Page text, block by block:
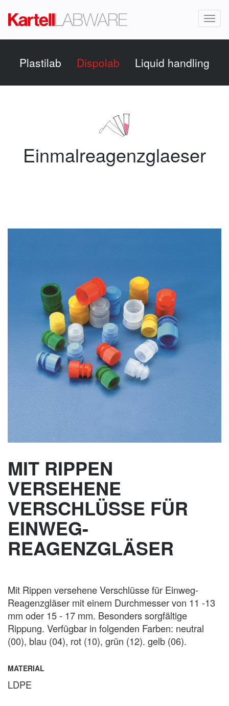
Plastilab Dispolab Liquid handling
Einmalreagenzglaeser
MIT RIPPEN
VERSEHENE
VERSCHLÜSSE FÜR
EINWEG-
REAGENZGLÄSER
Mit Rippen versehene Verschlüsse für Einweg-
Reagenzgläser mit einem Durchmesser von 11 -13
mm oder 15 - 17 mm. Besonders sorgfältige
Rippung. Verfügbar in folgenden Farben: neutral
(00), blau (04), rot (10), grün (12). gelb (06).
MATERIAL
LDPE